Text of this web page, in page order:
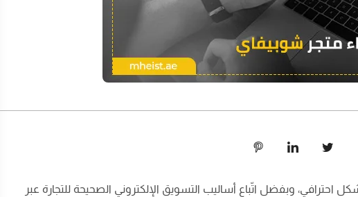
وبفضل اتّباع أساليب التسويق الإلكتروني الصحيحة للتجارة عبر